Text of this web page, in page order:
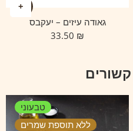
גאודה עיזים – יעקבס
₪
טבעוני
ללא תוספת שמרים